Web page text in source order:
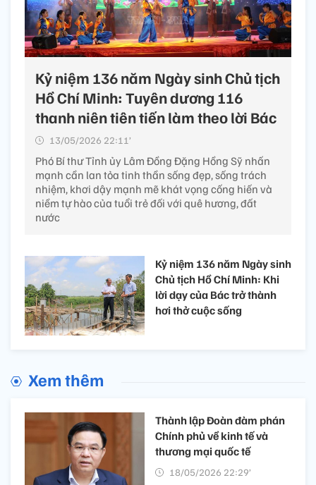
Kỷ niệm 136 năm Ngày sinh Chủ tịch
Hồ Chí Minh: Tuyên dương 116
thanh niên tiên tiến làm theo lời Bác
13/05/2026 22:11’
Phó Bí thư Tỉnh ủy Lâm Đồng Đặng Hồng Sỹ nhấn
mạnh cần lan tỏa tinh thần sống đẹp, sống trách
nhiệm, khơi dậy mạnh mẽ khát vọng cống hiến và
niềm tự hào của tuổi trẻ đối với quê hương, đất
nước
Kỷ niệm 136 năm Ngày sinh
Chủ tịch Hồ Chí Minh: Khi
lời dạy của Bác trở thành
hơi thở cuộc sống
Xem thêm
Thành lập Đoàn đàm phán
Chính phủ về kinh tế và
thương mại quốc tế
18/05/2026 22:29’